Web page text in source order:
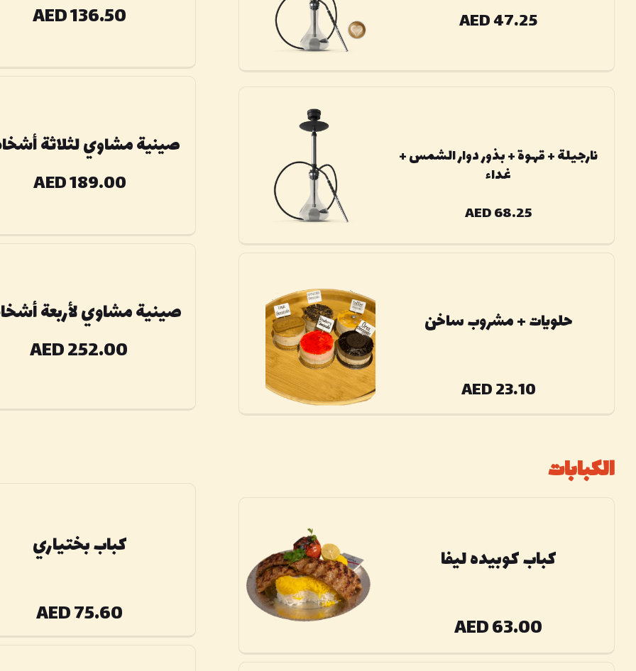
AED 47.25
نارجیلة + قهوة + بذور دوار الشمس +
غداء
AED 68.25
حلويات + مشروب ساخن
AED 23.10
AED 136.50
صينية مشاوي لثلاثة
AED 189.00
صينية مشاوي لأربعة
AED 252.00
الكبابات
كباب كوبيده ليفا
AED 63.00
كباب بختياري
AED 75.60